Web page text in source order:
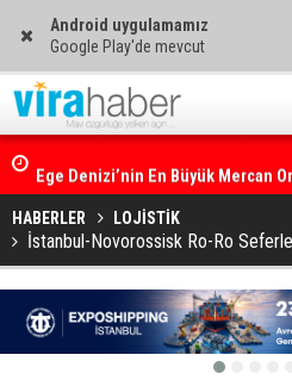
Android uygulamamız
Google Play'de mevcut
Ege Denizi’nin En Büyük Mercan
HABERLER LOJİSTİK
İstanbul-Novorossisk Ro-Ro